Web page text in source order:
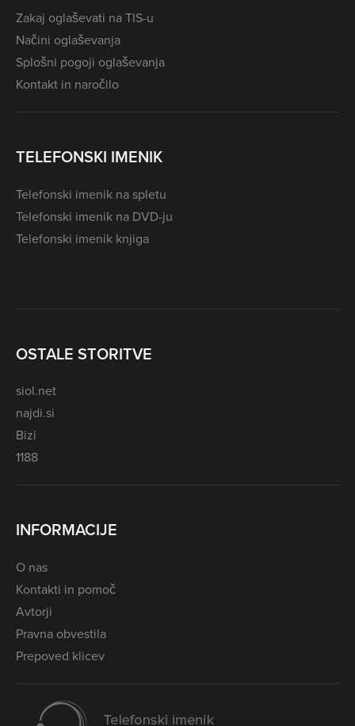
Zakaj oglaševati na TIS-u
Načini oglaševanja
Splošni pogoji oglaševanja
Kontakt in naročilo
TELEFONSKI IMENIK
Telefonski imenik na spletu
Telefonski imenik na DVD-ju
Telefonski imenik knjiga
OSTALE STORITVE
siol.net
najdi.si
Bizi
1188
INFORMACIJE
O nas
Kontakti in pomoč
Avtorji
Pravna obvestila
Prepoved klicev